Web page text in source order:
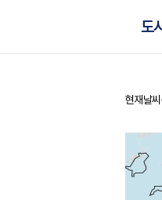
도
홈
현재날씨